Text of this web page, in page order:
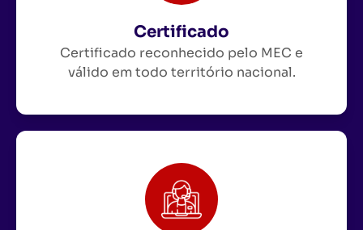
Certificado
Certificado reconhecido pelo MEC e
válido em todo território nacional.